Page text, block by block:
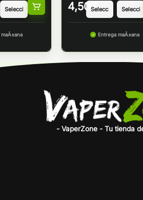
4,50 €
Entrega maÃ±ana
- VaperZone - Tu tienda